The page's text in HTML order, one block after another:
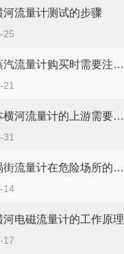
河流量计测试的步骤
25
日本横河蒸汽流量计购买时需要注意些什么
21
为什么日本横河流量计的上游需要一定长度的直管段？
31
日本横河涡街流量计在危险场所的防爆等级
14
电磁流量计的工作原理
17